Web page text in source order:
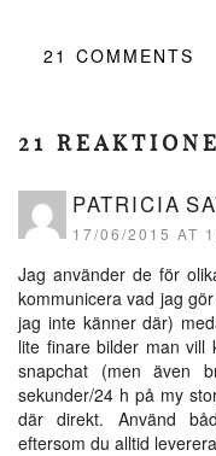
21 COMMENTS
21
PATRICIA
17/06/2015 AT
Jag använder de för
kommunicera vad jag
jag inte känner där)
lite finare bilder man vill
snapchat (men även
sekunder/24 h på my
där direkt. Använd
eftersom du alltid